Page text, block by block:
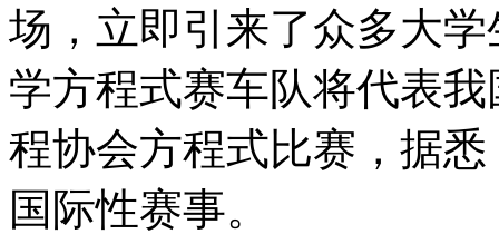
场，立即引来了众多大
学方程式赛车队将代表
程协会方程式比赛，据
国际性赛事。